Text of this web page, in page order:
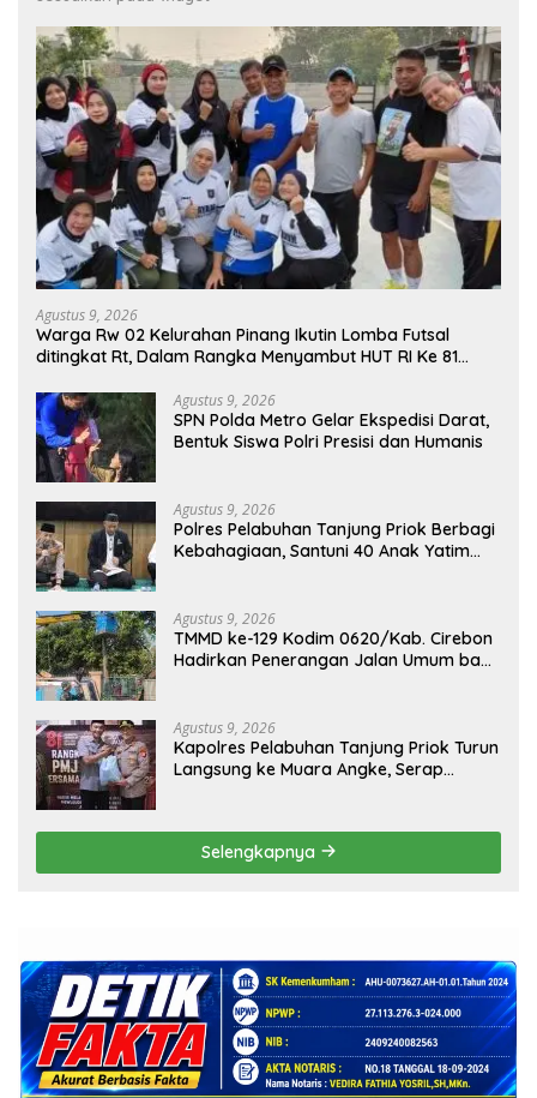
Agustus 9, 2026
Warga Rw 02 Kelurahan Pinang Ikutin Lomba Futsal
ditingkat Rt, Dalam Rangka Menyambut HUT RI Ke 81
Agustus 9, 2026
SPN Polda Metro Gelar Ekspedisi Darat,
Bentuk Siswa Polri Presisi dan Humanis
Agustus 9, 2026
Polres Pelabuhan Tanjung Priok Berbagi
Kebahagiaan, Santuni 40 Anak Yatim
Agustus 9, 2026
TMMD ke-129 Kodim 0620/Kab. Cirebon
Hadirkan Penerangan Jalan Umum bagi
Agustus 9, 2026
Kapolres Pelabuhan Tanjung Priok Turun
Langsung ke Muara Angke, Serap
Selengkapnya